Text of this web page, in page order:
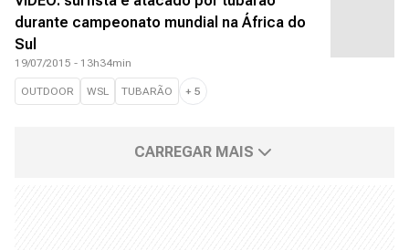
durante campeonato mundial na África do
Sul
19/07/2015 - 13h34min
OUTDOOR WSL TUBARÃO + 5
CARREGAR MAIS